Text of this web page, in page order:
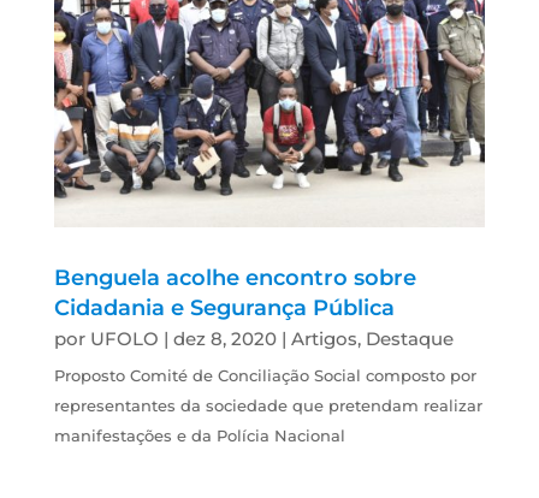
Benguela acolhe encontro sobre
Cidadania e Segurança Pública
por UFOLO | dez 8, 2020| Artigos, Destaque
Proposto Comité de Conciliação Social composto por
representantes da sociedade que pretendam realizar
manifestações e da Polícia Nacional